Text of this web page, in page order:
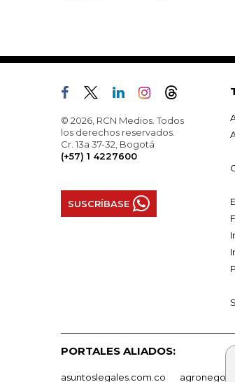
© 2026, RCN Medios. Todos
los derechos reservados.
Cr. 13a 37-32, Bogotá
(+57) 1 4227600
SUSCRÍBASE
PORTALES ALIADOS:
asuntoslegales.com.co